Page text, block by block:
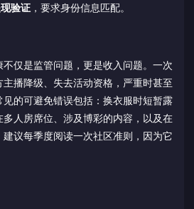
验证，要求身份信息匹配。
仅是监管问题，更是收入问题。一次
播降级、失去活动资格，严重时甚至
的可避免错误包括：换衣服时短暂露
人房席位、涉及博彩的内容，以及在
议每季度阅读一次社区准则，因为它